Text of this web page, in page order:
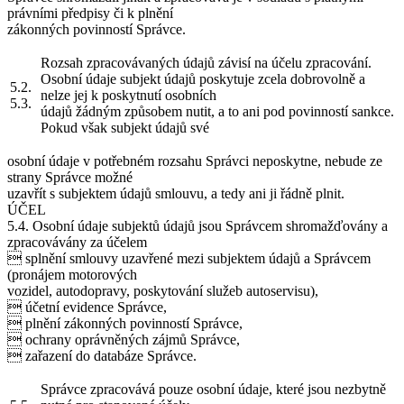
právními předpisy či k plnění
zákonných povinností Správce.
5.2.
5.3.
Rozsah zpracovávaných údajů závisí na účelu zpracování.
Osobní údaje subjekt údajů poskytuje zcela dobrovolně a
nelze jej k poskytnutí osobních
údajů žádným způsobem nutit, a to ani pod povinností sankce.
Pokud však subjekt údajů své
osobní údaje v potřebném rozsahu Správci neposkytne, nebude ze
strany Správce možné
uzavřít s subjektem údajů smlouvu, a tedy ani ji řádně plnit.
ÚČEL
5.4. Osobní údaje subjektů údajů jsou Správcem shromažďovány a
zpracovávány za účelem
 splnění smlouvy uzavřené mezi subjektem údajů a Správcem
(pronájem motorových
vozidel, autodopravy, poskytování služeb autoservisu),
 účetní evidence Správce,
 plnění zákonných povinností Správce,
 ochrany oprávněných zájmů Správce,
 zařazení do databáze Správce.
Správce zpracovává pouze osobní údaje, které jsou nezbytně